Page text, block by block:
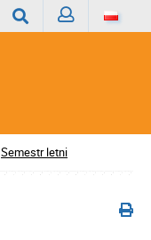
Semestr letni